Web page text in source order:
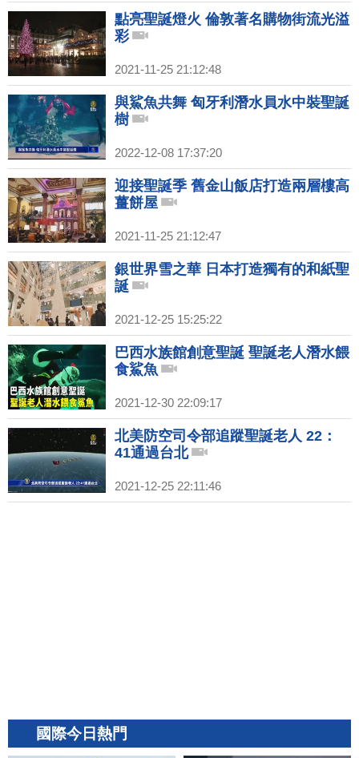
點亮聖誕燈火 倫敦著名購物街流光溢
彩
2021-11-25 21:12:48
與鯊魚共舞 匈牙利潛水員水中裝聖誕
樹
2022-12-08 17:37:20
迎接聖誕季 舊金山飯店打造兩層樓高
薑餅屋
2021-11-25 21:12:47
銀世界雪之華 日本打造獨有的和紙聖
誕
2021-12-25 15:25:22
巴西水族館創意聖誕 聖誕老人潛水餵
食鯊魚
2021-12-30 22:09:17
北美防空司令部追蹤聖誕老人 22：
41通過台北
2021-12-25 22:11:46
國際今日熱門